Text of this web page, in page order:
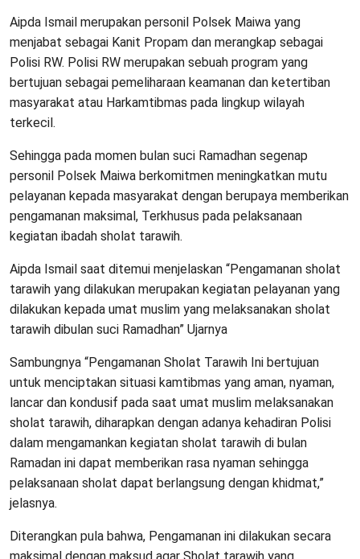
Aipda Ismail merupakan personil Polsek Maiwa yang
menjabat sebagai Kanit Propam dan merangkap sebagai
Polisi RW. Polisi RW merupakan sebuah program yang
bertujuan sebagai pemeliharaan keamanan dan ketertiban
masyarakat atau Harkamtibmas pada lingkup wilayah
terkecil.
Sehingga pada momen bulan suci Ramadhan segenap
personil Polsek Maiwa berkomitmen meningkatkan mutu
pelayanan kepada masyarakat dengan berupaya memberikan
pengamanan maksimal, Terkhusus pada pelaksanaan
kegiatan ibadah sholat tarawih.
Aipda Ismail saat ditemui menjelaskan “Pengamanan sholat
tarawih yang dilakukan merupakan kegiatan pelayanan yang
dilakukan kepada umat muslim yang melaksanakan sholat
tarawih dibulan suci Ramadhan” Ujarnya
Sambungnya “Pengamanan Sholat Tarawih Ini bertujuan
untuk menciptakan situasi kamtibmas yang aman, nyaman,
lancar dan kondusif pada saat umat muslim melaksanakan
sholat tarawih, diharapkan dengan adanya kehadiran Polisi
dalam mengamankan kegiatan sholat tarawih di bulan
Ramadan ini dapat memberikan rasa nyaman sehingga
pelaksanaan sholat dapat berlangsung dengan khidmat,”
jelasnya.
Diterangkan pula bahwa, Pengamanan ini dilakukan secara